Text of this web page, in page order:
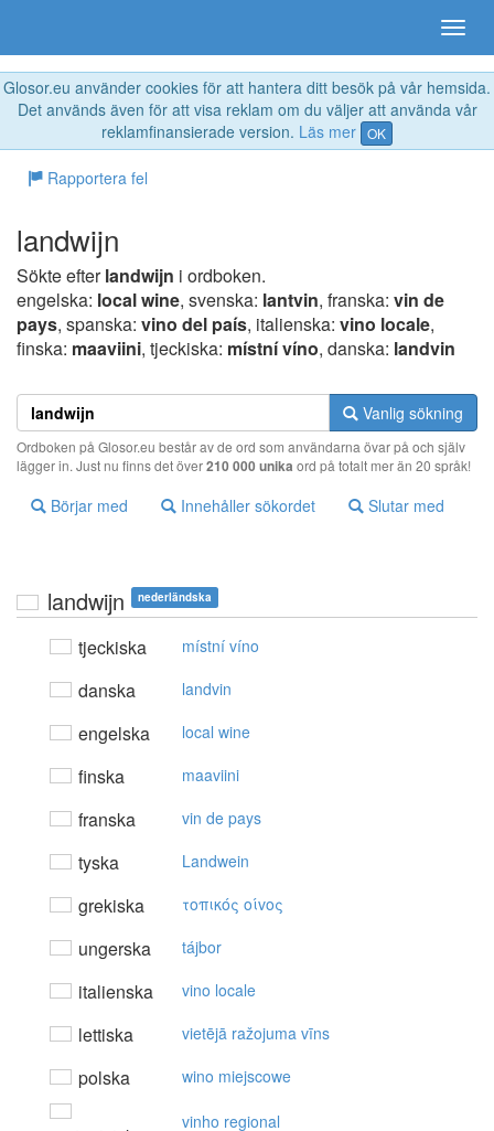
Glosor.eu använder cookies för att hantera ditt besök på vår hemsida.
Det används även för att visa reklam om du väljer att använda vår
reklamfinansierade version. Läs mer OK
Rapportera fel
landwijn
Sökte efterlandwijn i ordboken.
engelska: local wine, svenska: lantvin, franska: vin de
pays, spanska: vino del país, italienska: vino locale,
finska: maaviini, tjeckiska: místní víno, danska: landvin
Vanlig sökning
Ordboken på Glosor.eu består av de ord som användarna övar på och själv
lägger in. Just nu finns det över210 000 unika ord på totalt mer än 20 språk!
Börjar med Innehåller sökordet Slutar med
landwijn nederländska
tjeckiska místní víno
danska landvin
engelska local wine
finska maaviini
franska vin de pays
tyska Landwein
grekiska τoπικός oίvoς
ungerska tájbor
italienska vino locale
lettiska vietējā ražojuma vīns
polska wino miejscowe
vinho regional